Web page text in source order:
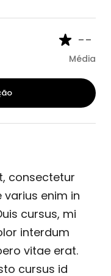
--
Média
consectetur
varius enim in
cursus, mi
interdum
vitae erat.
cursus id